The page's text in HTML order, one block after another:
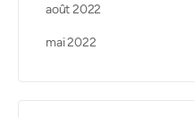
août 2022
mai 2022